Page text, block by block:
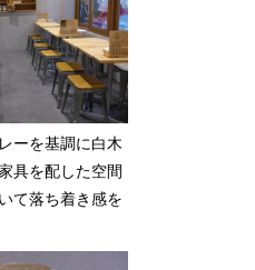
ーを基調に白木
具を配した空間
て落ち着き感を